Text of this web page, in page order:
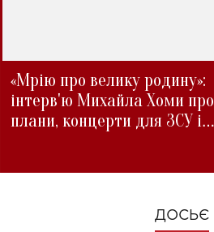
«Мрію про велику родину»:
інтерв'ю Михайла Хоми про
плани, концерти для ЗСУ і
ДОСЬЄ